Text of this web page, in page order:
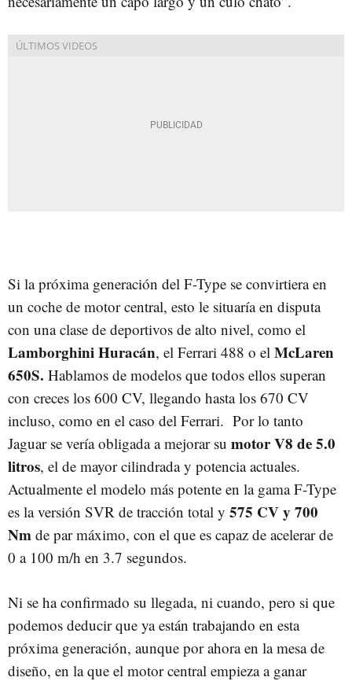
Si la próxima generación del F-Type se convirtiera en
un coche de motor central, esto le situaría en disputa
con una clase de deportivos de alto nivel, como el
Lamborghini Huracán, el Ferrari 488 o el McLaren
650S. Hablamos de modelos que todos ellos superan
con creces los 600 CV, llegando hasta los 670 CV
incluso, como en el caso del Ferrari. Por lo tanto
Jaguar se vería obligada a mejorar su motor V8 de 5.0
litros, el de mayor cilindrada y potencia actuales.
Actualmente el modelo más potente en la gama F-Type
es la versión SVR de tracción total y 575 CV y 700
Nm de par máximo, con el que es capaz de acelerar de
0 a 100 m/h en 3.7 segundos.
Ni se ha confirmado su llegada, ni cuando, pero si que
podemos deducir que ya están trabajando en esta
próxima generación, aunque por ahora en la mesa de
diseño, en la que el motor central empieza a ganar